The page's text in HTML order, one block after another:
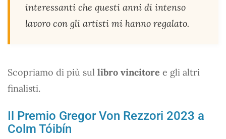
interessanti che questi anni di intenso
lavoro con gli artisti mi hanno regalato.
Scopriamo di più sul libro vincitore e gli altri
finalisti.
Il Premio Gregor Von Rezzori 2023 a
Colm Tóibín